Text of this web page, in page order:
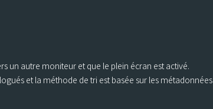
un autre moniteur et que le plein écran est activé.
et la méthode de tri est basée sur les métadonnées